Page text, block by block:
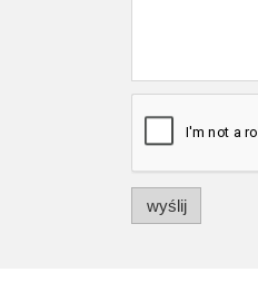
wyślij